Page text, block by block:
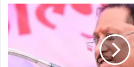
i
n
h
बी
र
ठ